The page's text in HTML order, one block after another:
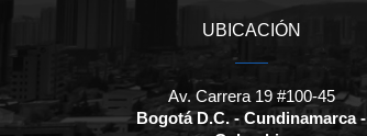
UBICACIÓN
Av. Carrera 19 #100-45
Bogotá D.C. - Cundinamarca -